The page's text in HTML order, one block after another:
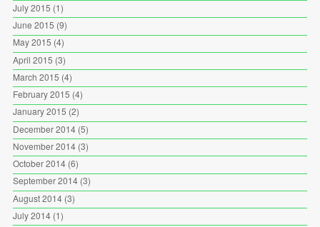
July 2015 (1)
June 2015 (9)
May 2015 (4)
April 2015 (3)
March 2015 (4)
February 2015 (4)
January 2015 (2)
December 2014(5)
November 2014(3)
October 2014(6)
September 2014(3)
August 2014(3)
July 2014(1)